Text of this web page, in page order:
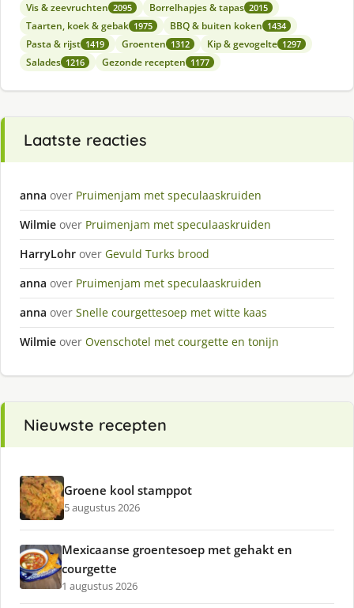
Vis & zeevruchten 2095 Borrelhapjes & tapas 2015
Taarten, koek & gebak 1975 BBQ & buiten koken 1434
Pasta & rijst 1419 Groenten 1312 Kip & gevogelte 1297
Salades 1216 Gezonde recepten 1177
Laatste reacties
anna over Pruimenjam met speculaaskruiden
Wilmie over Pruimenjam met speculaaskruiden
HarryLohr over Gevuld Turks brood
anna over Pruimenjam met speculaaskruiden
anna over Snelle courgettesoep met witte kaas
Wilmie over Ovenschotel met courgette en tonijn
Nieuwste recepten
Groene kool stamppot
5 augustus 2026
Mexicaanse groentesoep met gehakt en
courgette
1 augustus 2026